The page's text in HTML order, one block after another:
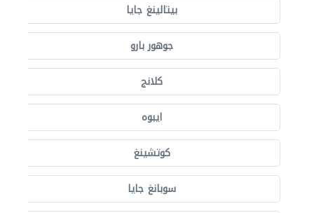
بيتالينغ جايا
جوهور بارو
كلانج
ايبوه
كوتشينغ
سوبانغ جايا